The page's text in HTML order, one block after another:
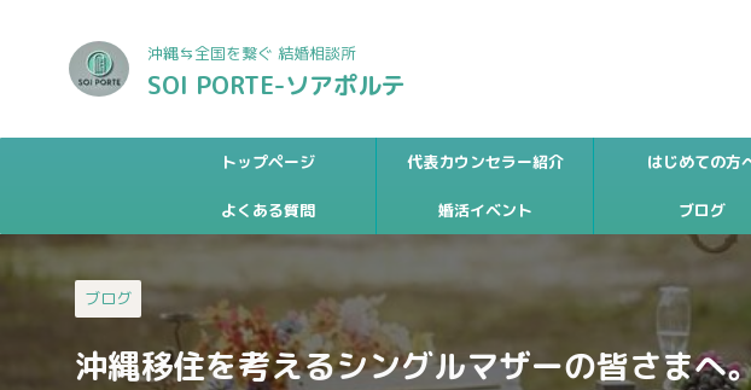
沖縄⇆全国を繋ぐ 結婚相談所
SOI PORTE-ソアポルテ
トップページ 代表カウンセラー紹介 はじめての方
よくある質問 婚活イベント ブログ
ブログ
沖縄移住を考えるシングルマザーの皆さま